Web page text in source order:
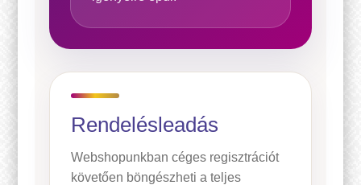
Rendelésleadás
Webshopunkban céges regisztrációt
követően böngészheti a teljes